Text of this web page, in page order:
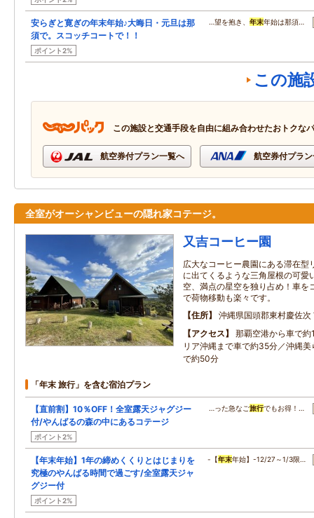
安らぎと寛ぎの年末年始♪大晦日・元旦は那
須で。スコッチコートで！！
ポイント2%
…望を抱き、 年末年始は那須…
この施
この施設と交通手段を自由に組み合わせたおトクな
航空券付プラン一覧へ 航空券付プラ
全室がオーシャンビューの隠れ家コテージ。
又吉コーヒー園
広大なコーヒー農園にある滞在型
に出てくるような三角屋根の可愛
空、満点の星空を独り占め！車を
で荷物移動も楽々です。
住所
沖縄県国頭郡東村慶佐次
アクセス
那覇空港から車で
リア沖縄まで車で約35分／沖縄
で約50分
「年末 旅行」を含む宿泊プラン
【直前割】10％OFF！全室露天ジャグジー
付/やんばるの森の中にあるコテージ
ポイント2%
…った急なご旅行でもお得！…
【年末年始】1年の締めくくりとはじまりを
究極のやんばる時間で過ごす/全室露天ジャ
グジー付
ポイント2%
-【年末年始】-12/27～1/3限…